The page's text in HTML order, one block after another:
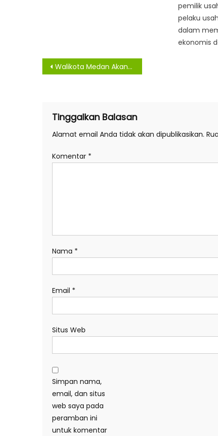
pemilik
pelaku
dalam
ekonomis
Navigasi
Walikota Medan Akan Tambah Tiga UPT Dinas P2K
Tinggalkan Balasan
Alamat email Anda tidak akan dipublikasikan.
Komentar *
Nama *
Email *
Situs Web
Simpan nama,
email, dan situs
web saya pada
peramban ini
untuk komentar